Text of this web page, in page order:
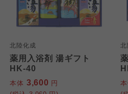
北陸化成
薬用入浴剤 湯ギフト
HK-40
本体 3,600 円
北